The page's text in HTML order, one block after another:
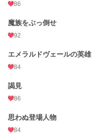
86
魔族をぶっ倒せ
92
エメラルドヴェールの英雄
84
謁見
86
思わぬ登場人物
84